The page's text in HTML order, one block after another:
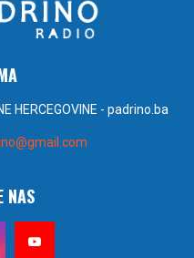
HERCEGOVINE - padrino.ba
NAS